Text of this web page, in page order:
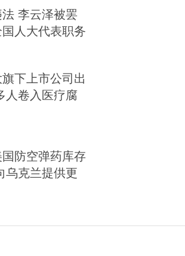
李云泽被罢
人大代表职务
旗下上市公司出
人卷入医疗腐
防空弹药库存
乌克兰提供更